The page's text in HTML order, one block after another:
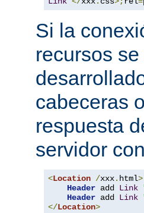
Si la
recursos
cabeceras
respuesta
servidor
<Location /xxx. html>
Header add Link
Header add Link
</Location>